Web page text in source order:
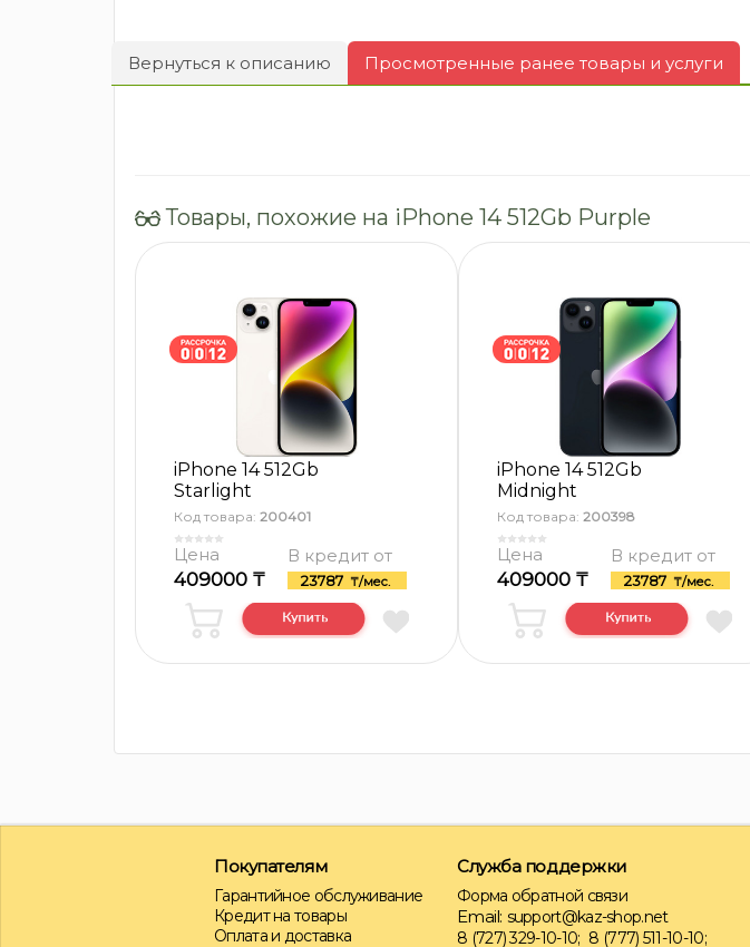
Вернуться к описанию Просмотренные ранее товары и услуги
Товары, похожие на iPhone 14 512Gb Purple
iPhone 14 512Gb
Starlight
Код товара: 200401
Цена
409000 ₸
В кредит от
23787 ₸/мес.
iPhone 14 512Gb
Midnight
Код товара: 200398
Цена
409000 ₸
В кредит от
23787 ₸/мес.
Покупателям
Гарантийное обслуживание
Кредит на товары
Оплата и доставка
Служба поддержки
Форма обратной связи
Email: support@kaz-shop.net
8 (727) 329-10-10; 8 (777) 511-10-10;